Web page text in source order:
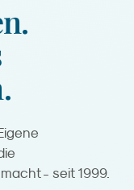
- seit 1999.